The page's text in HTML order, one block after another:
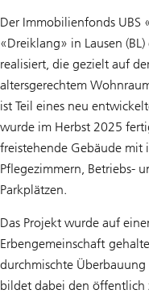
Der Immobilienfonds
«Dreiklang» in Lausen
realisiert, die gezielt auf
altersgerechtem
ist Teil eines neu
wurde im Herbst 2025
freistehende Gebäude mit
Pflegezimmern, Betriebs-
Parkplätzen.
Das Projekt wurde auf
Erbengemeinschaft
durchmischte
bildet dabei den öffentlich